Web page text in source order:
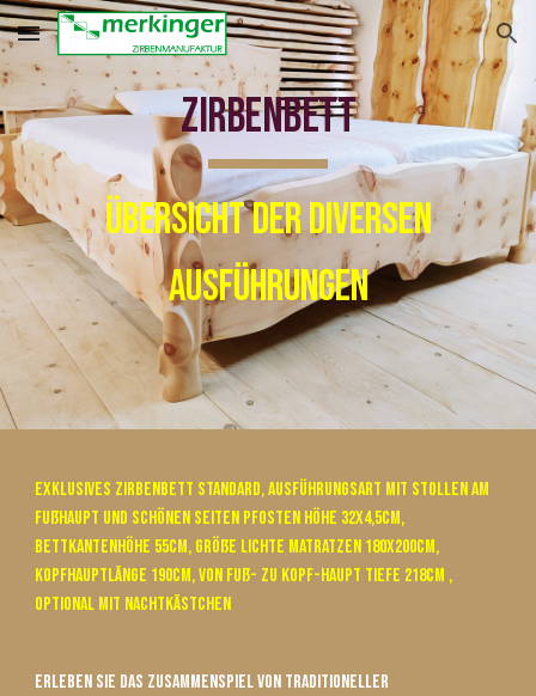
Skip to main content Skip to navigation
Zirbenbett
Übersicht der diversen
Ausführungen
Exklusives Zirbenbett Standard, Ausführungsart mit Stollen am
Fußhaupt und schönen Seiten Pfosten Höhe 32x4,5cm,
Bettkantenhöhe 55cm, Größe Lichte Matratzen 180x200cm,
Kopfhauptlänge 190cm, von Fuß- zu Kopf-Haupt tiefe 218cm ,
Optional mit Nachtkästchen
Erleben Sie das Zusammenspiel von traditioneller